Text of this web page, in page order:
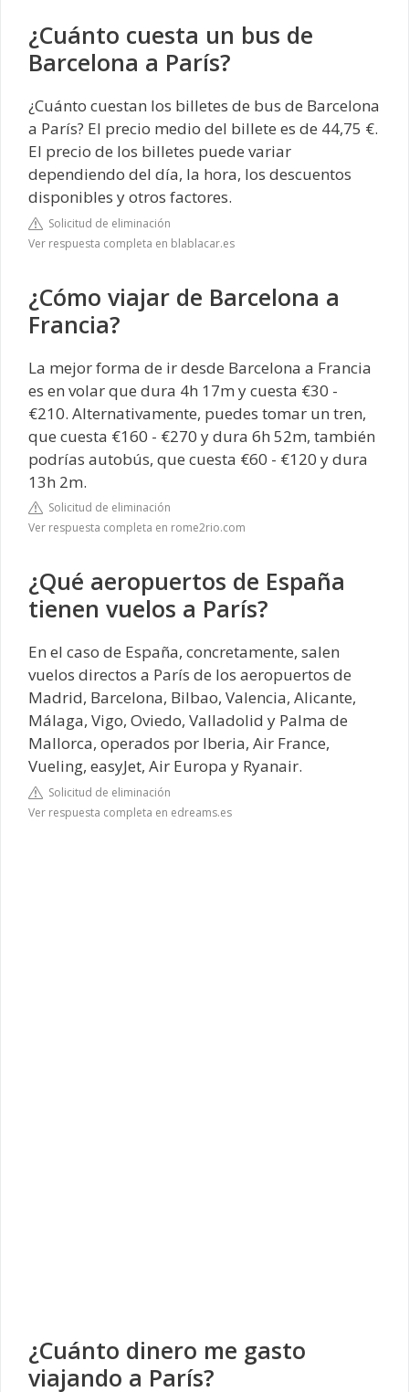
¿Cuánto cuesta un bus de
Barcelona a París?
¿Cuánto cuestan los billetes de bus de Barcelona
a París? El precio medio del billete es de 44,75 €.
El precio de los billetes puede variar
dependiendo del día, la hora, los descuentos
disponibles y otros factores.
Solicitud de eliminación
Ver respuesta completa en blablacar.es
¿Cómo viajar de Barcelona a
Francia?
La mejor forma de ir desde Barcelona a Francia
es en volar que dura 4h 17m y cuesta €30 -
€210. Alternativamente, puedes tomar un tren,
que cuesta €160 - €270 y dura 6h 52m, también
podrías autobús, que cuesta €60 - €120 y dura
13h 2m.
Solicitud de eliminación
Ver respuesta completa en rome2rio.com
¿Qué aeropuertos de España
tienen vuelos a París?
En el caso de España, concretamente, salen
vuelos directos a París de los aeropuertos de
Madrid, Barcelona, Bilbao, Valencia, Alicante,
Málaga, Vigo, Oviedo, Valladolid y Palma de
Mallorca, operados por Iberia, Air France,
Vueling, easyJet, Air Europa y Ryanair.
Solicitud de eliminación
Ver respuesta completa en edreams.es
¿Cuánto dinero me gasto
viajando a París?